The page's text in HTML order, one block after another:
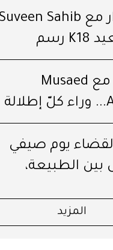
كيف تعيد K18 رسم
الشعر؟
مقابلة مع Musaed
Alsaqer... وراء كلّ إطلالة
يوم صيفي
بين الطبيعة،
المزيد